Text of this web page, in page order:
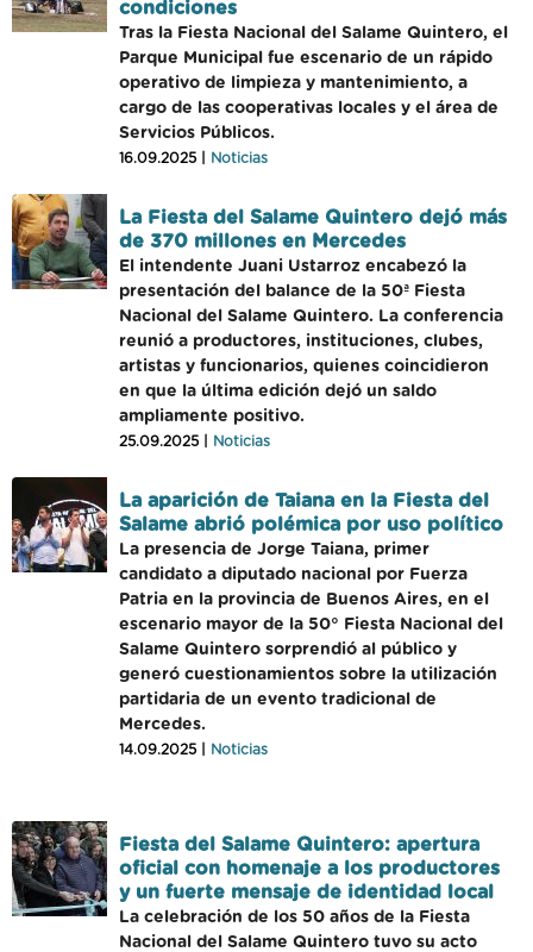
condiciones
Tras la Fiesta Nacional del Salame Quintero, el
Parque Municipal fue escenario de un rápido
operativo de limpieza y mantenimiento, a
cargo de las cooperativas locales y el área de
Servicios Públicos.
16.09.2025 | Noticias
La Fiesta del Salame Quintero dejó más
de 370 millones en Mercedes
El intendente Juani Ustarroz encabezó la
presentación del balance de la 50ª Fiesta
Nacional del Salame Quintero. La conferencia
reunió a productores, instituciones, clubes,
artistas y funcionarios, quienes coincidieron
en que la última edición dejó un saldo
ampliamente positivo.
25.09.2025 | Noticias
La aparición de Taiana en la Fiesta del
Salame abrió polémica por uso político
La presencia de Jorge Taiana, primer
candidato a diputado nacional por Fuerza
Patria en la provincia de Buenos Aires, en el
escenario mayor de la 50° Fiesta Nacional del
Salame Quintero sorprendió al público y
generó cuestionamientos sobre la utilización
partidaria de un evento tradicional de
Mercedes.
14.09.2025 | Noticias
Fiesta del Salame Quintero: apertura
oficial con homenaje a los productores
y un fuerte mensaje de identidad local
La celebración de los 50 años de la Fiesta
Nacional del Salame Quintero tuvo su acto